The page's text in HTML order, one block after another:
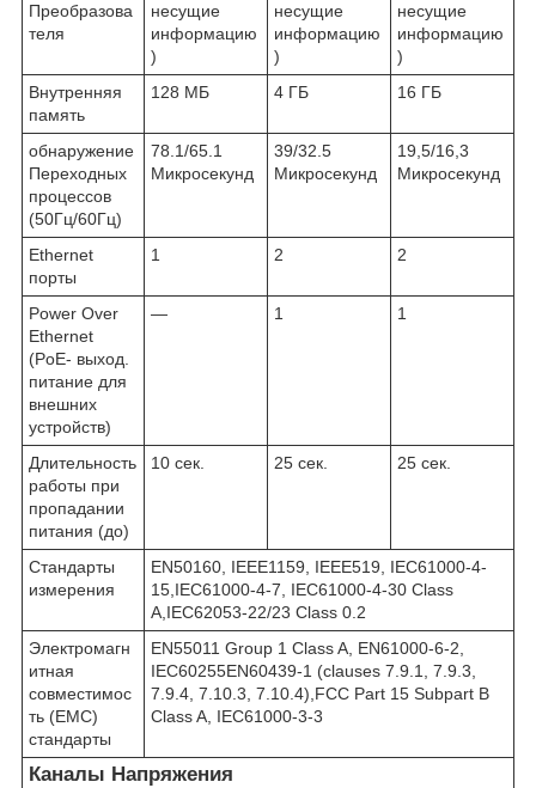
Преобразова
теля
несущие
информацию
)
несущие
информацию
)
несущие
информацию
)
Внутренняя
память
128 МБ 4 ГБ 16 ГБ
обнаружение
Переходных
процессов
(50Гц/60Гц)
78.1/65.1
Микросекунд
39/32.5
Микросекунд
19,5/16,3
Микросекунд
Ethernet
порты
1 2 2
Power Over
Ethernet
(PoE- выход.
питание для
внешних
устройств)
— 1 1
Длительность
работы при
пропадании
питания (до)
10 сек. 25 сек. 25 сек.
Стандарты
измерения
EN50160, IEEE1159, IEEE519, IEC61000-4-
15,IEC61000-4-7, IEC61000-4-30 Class
A,IEC62053-22/23 Class 0.2
Электромагн
итная
совместимос
ть (EMC)
стандарты
EN55011 Group 1 Class A, EN61000-6-2,
IEC60255EN60439-1 (clauses 7.9.1, 7.9.3,
7.9.4, 7.10.3, 7.10.4),FCC Part 15 Subpart B
Class A, IEC61000-3-3
Каналы Напряжения